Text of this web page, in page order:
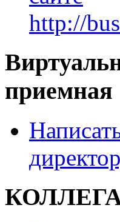
http://
приемная